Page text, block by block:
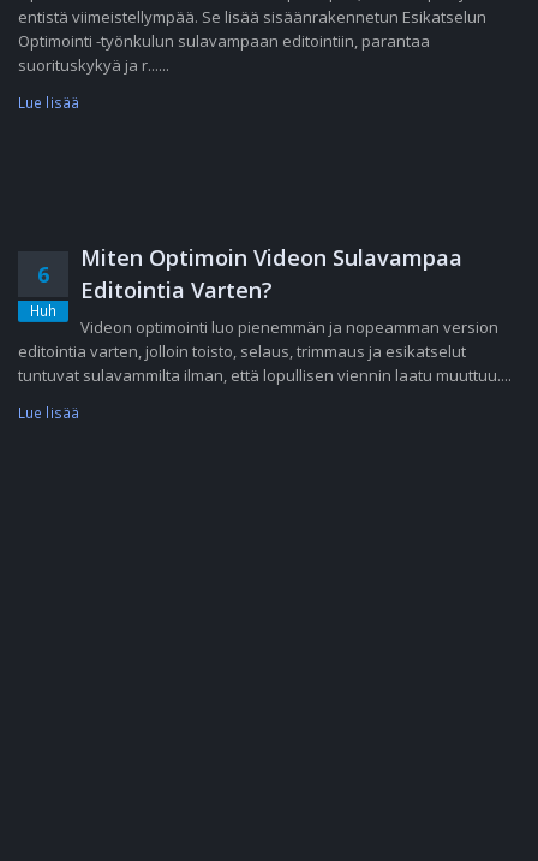
entistä viimeistellympää. Se lisää sisäänrakennetun Esikatselun
Optimointi -työnkulun sulavampaan editointiin, parantaa
suorituskykyä ja r......
Lue lisää
6
Huh
Miten Optimoin Videon Sulavampaa
Editointia Varten?
Videon optimointi luo pienemmän ja nopeamman version
editointia varten, jolloin toisto, selaus, trimmaus ja esikatselut
tuntuvat sulavammilta ilman, että lopullisen viennin laatu muuttuu....
Lue lisää